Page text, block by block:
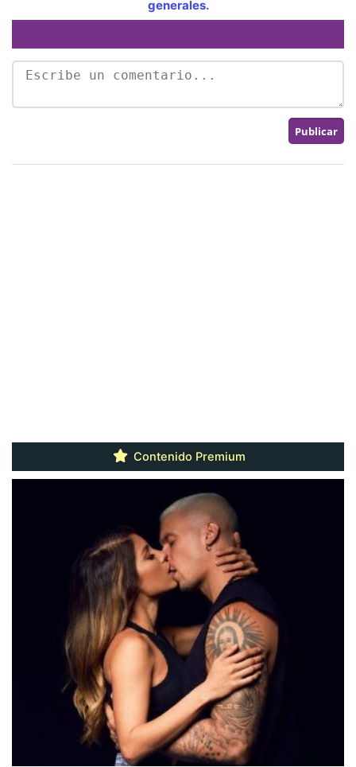
generales.
Contenido Premium